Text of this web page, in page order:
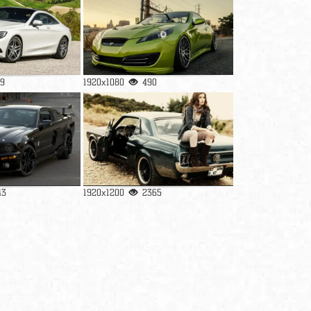
1920x1080 490
1920x1200 2365